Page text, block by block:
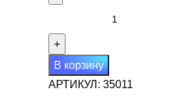
Разветвитель
РВ1-
001
В корзину
АРТИКУЛ: 35011